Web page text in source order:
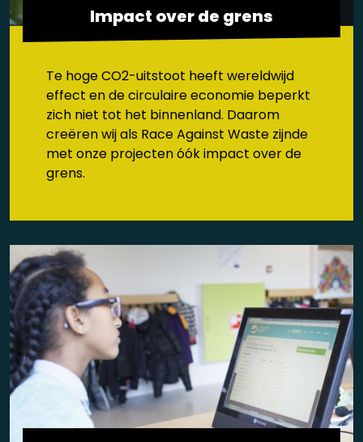
Impact over de grens
Te hoge CO2-uitstoot heeft wereldwijd
effect en de circulaire economie beperkt
zich niet tot het binnenland. Daarom
creëren wij als Race Against Waste zijnde
met onze projecten óók impact over de
grens.